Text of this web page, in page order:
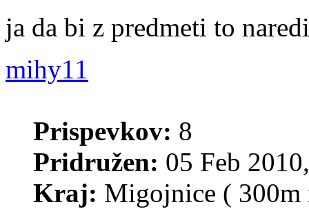
ja da bi z predmeti to
mihy11
Prispevkov: 8
Pridružen: 05 Feb
Kraj: Migojnice ( 300m